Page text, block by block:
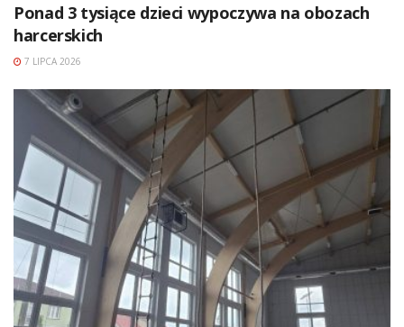
Ponad 3 tysiące dzieci wypoczywa na obozach
harcerskich
7 LIPCA 2026